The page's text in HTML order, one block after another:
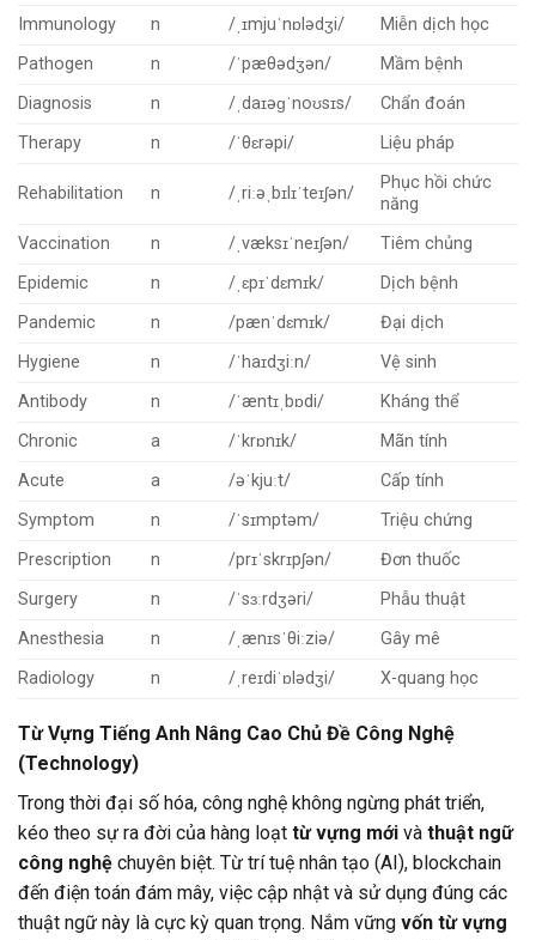
Immunology n /ˌɪmjuˈnɒlədʒi/
Miễn dịch học
Pathogen
n /ˈpæθədʒən/
Mầm bệnh
Diagnosis
n /ˌdaɪəɡˈnoʊsɪs/
Chẩn đoán
Therapy
n /ˈθɛrəpi/ Liệu pháp
Rehabilitation n /ˌriːəˌbɪlɪˈteɪʃən/
Phục hồi chức
năng
Vaccination
n /ˌvæksɪˈneɪʃən/
Tiêm chủng
Epidemic
n /ˌɛpɪˈdɛmɪk/
Dịch bệnh
Pandemic
n /pænˈdɛmɪk/
Đại dịch
Hygiene
n /ˈhaɪdʒiːn/
Vệ sinh
Antibody
n /ˈæntɪˌbɒdi/
Kháng thể
Chronic
a /ˈkrɒnɪk/
Mãn tính
Acute
a /əˈkjuːt/
Cấp tính
Symptom
n /ˈsɪmptəm/
Triệu chứng
Prescription
n /prɪˈskrɪpʃən/
Đơn thuốc
Surgery
n /ˈsɜːrdʒəri/
Phẫu thuật
Anesthesia
n /ˌænɪsˈθiːziə/
Gây mê
Radiology
n /ˌreɪdiˈɒlədʒi/ X-quang học
Từ Vựng Tiếng Anh Nâng Cao Chủ Đề Công Nghệ
(Technology)
Trong thời đại số hóa, công nghệ không ngừng phát triển,
kéo theo sự ra đời của hàng loạt từ vựng mới và thuật ngữ
công nghệ chuyên biệt. Từ trí tuệ nhân tạo (AI), blockchain
đến điện toán đám mây, việc cập nhật và sử dụng đúng các
thuật ngữ này là cực kỳ quan trọng. Nắm vững vốn từ vựng